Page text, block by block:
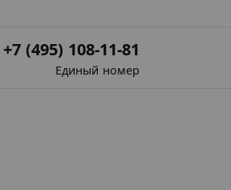
+7 (495) 108-11-81
Единый номер